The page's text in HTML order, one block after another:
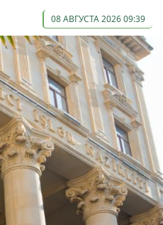
08 АВГУСТА 2026 09:39